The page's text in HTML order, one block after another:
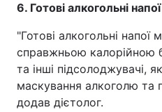
6. Готові алкогольні напої
"Готові алкогольні напої
справжньою калорійною
та інші підсолоджувачі,
маскування алкоголю та
додав дієтолог.